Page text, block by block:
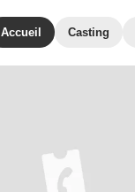
Accueil Casting